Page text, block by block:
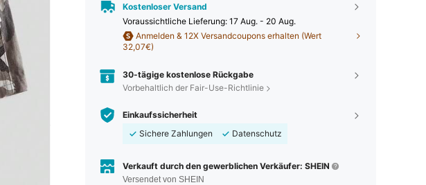
Kostenloser Versand
Voraussichtliche Lieferung: 17 Aug. - 20 Aug.
Anmelden & 12X Versandcoupons erhalten (Wert
32,07€)
30-tägige kostenlose Rückgabe
Vorbehaltlich der Fair-Use-Richtlinie
Einkaufssicherheit
Sichere Zahlungen
Datenschutz
Verkauft durch den gewerblichen Verkäufer: SHEIN
Versendet von SHEIN